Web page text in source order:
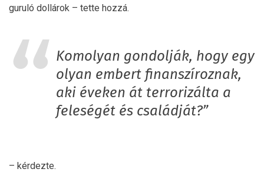
guruló dollárok – tette hozzá.
Komolyan gondolják, hogy egy
olyan embert finanszíroznak,
aki éveken át terrorizálta a
feleségét és családját?”
– kérdezte.